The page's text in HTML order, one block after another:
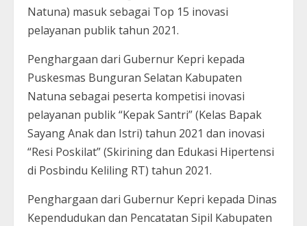
Natuna) masuk sebagai Top 15 inovasi
pelayanan publik tahun 2021.
Penghargaan dari Gubernur Kepri kepada
Puskesmas Bunguran Selatan Kabupaten
Natuna sebagai peserta kompetisi inovasi
pelayanan publik “Kepak Santri” (Kelas Bapak
Sayang Anak dan Istri) tahun 2021 dan inovasi
“Resi Poskilat” (Skirining dan Edukasi Hipertensi
di Posbindu Keliling RT) tahun 2021.
Penghargaan dari Gubernur Kepri kepada Dinas
Kependudukan dan Pencatatan Sipil Kabupaten